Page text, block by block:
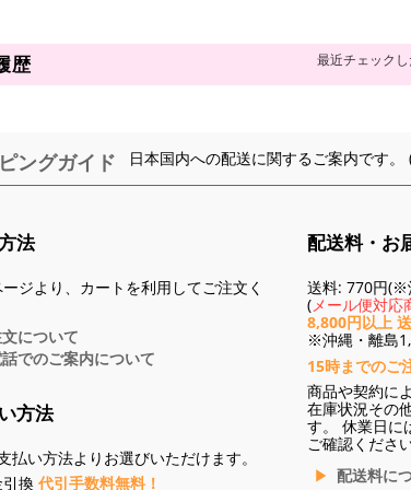
歴 最近チェック
ングガイド 日本国内への配送に関するご案内です。
法
ジより、カートを利用してご注文く
について
でのご案内について
方法
払い方法よりお選びいただけます。
換 代引手数料無料！
配送料・お
送料: 770円(※
(メール便対応
8,800円以上
※沖縄・離島
15時までのご
商品や契約に
在庫状況その
す。 休業日に
ご確認ください
配送料に